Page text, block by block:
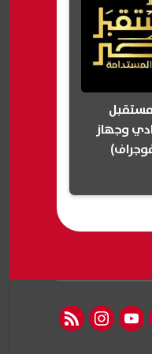
وجهاز
youtube
instagram
rss feed